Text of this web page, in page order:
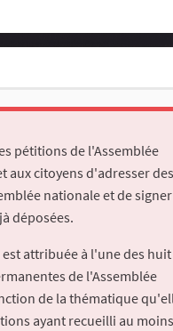
pétitions de l'Assemblée
aux citoyens d'adresser des
nationale et de signer
déposées.
attribuée à l'une des huit
de l'Assemblée
de la thématique
ayant recueilli au moins